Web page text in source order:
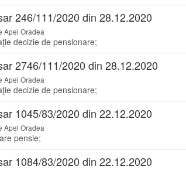
246/111/2020 din 28.12.2020
Apel Oradea
decizie de pensionare;
2746/111/2020 din 28.12.2020
Apel Oradea
decizie de pensionare;
1045/83/2020 din 22.12.2020
Apel Oradea
pensie;
1084/83/2020 din 22.12.2020